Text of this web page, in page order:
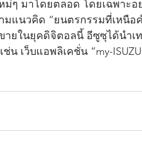
ม่ๆ มาโดยตลอด โดยเฉพาะ
นวคิด “ยนตรกรรมที่เหนือค
ายในยุคดิจิตอลนี้ อีซูซุได้นำเ
เว็บแอพลิเคชั่น “my-